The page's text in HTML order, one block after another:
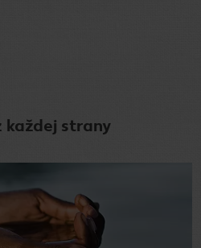
každej strany